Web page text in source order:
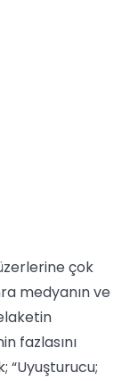
çok
medyanın ve
fazlasını
“Uyuşturucu;